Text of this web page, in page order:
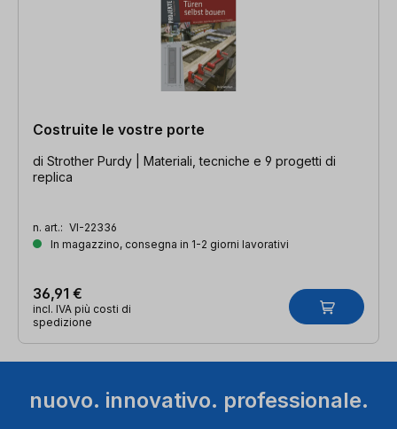
Costruite le vostre porte
di Strother Purdy | Materiali, tecniche e 9 progetti di
replica
n. art.: VI-22336
In magazzino, consegna in 1-2 giorni lavorativi
36,91 €
incl. IVA più costi di
spedizione
nuovo. innovativo. professionale.